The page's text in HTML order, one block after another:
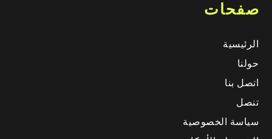
صفحات
الرئيسية
حولنا
اتصل بنا
تنصل
سياسة الخصوصية